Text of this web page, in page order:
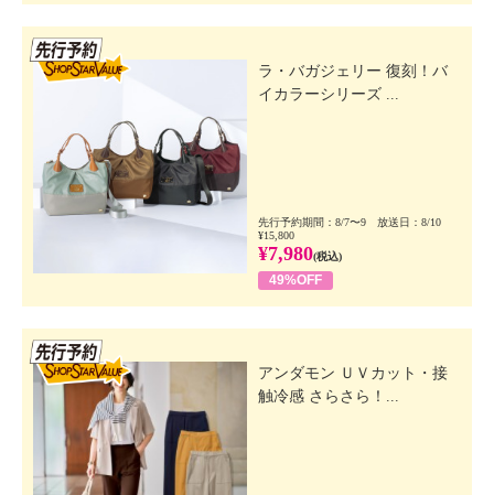
ラ・バガジェリー 復刻！バ
イカラーシリーズ ...
先行予約期間：8/7〜9 放送日：8/10
¥15,800
¥7,980(税込)
49%OFF
アンダモン ＵＶカット・接
触冷感 さらさら！...